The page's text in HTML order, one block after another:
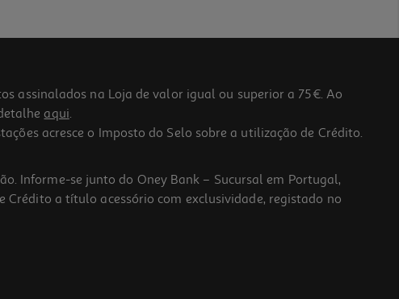
assinalados na Loja de valor igual ou superior a 75€. Ao
aqui.
acresce o Imposto do Selo sobre a utilização de Crédito.
Informe-se junto do Oney Bank – Sucursal em Portugal,
Crédito a título acessório com exclusividade, registado no